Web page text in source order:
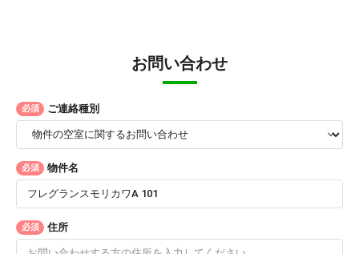
お問い合わせ
必須 ご連絡種別
必須 物件名
必須 住所